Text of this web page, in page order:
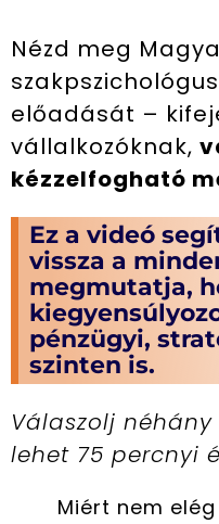
Nézd meg
előadását –
vállalkozóknak,
kézzelfogható
Ez a videó
vissza a
megmutatja,
pénzügyi,
szinten is.
Válaszolj
lehet 75 percnyi
Miért nem